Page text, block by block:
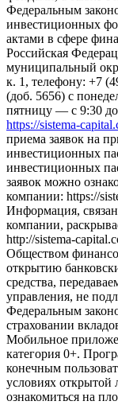
Федеральным
инвестиционных
актами в сфере
Российская
муниципальный
к. 1, телефону: +7
(доб. 5656) с
пятницу — с 9:30
https://sistema-
приема заявок на
инвестиционных
инвестиционных
заявок можно
компании: https://
Информация,
компании,
http://sistema-
Обществом
открытию
средства,
управления, не
Федеральным
страховании
Мобильное
категория 0+.
конечным
условиях
ознакомиться на